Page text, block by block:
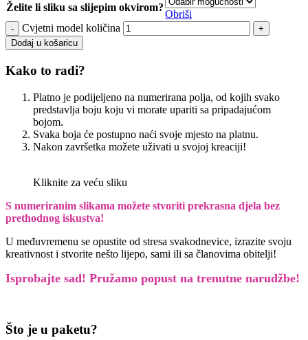
Želite li sliku sa slijepim okvirom?
Obriši
Cvjetni model količina
Dodaj u košaricu
Kako to radi?
Platno je podijeljeno na numerirana polja, od kojih svako
predstavlja boju koju vi morate upariti sa pripadajućom
bojom.
Svaka boja će postupno naći svoje mjesto na platnu.
Nakon završetka možete uživati u svojoj kreaciji!
Kliknite za veću sliku
S numeriranim slikama možete stvoriti prekrasna djela bez
prethodnog iskustva!
U međuvremenu se opustite od stresa svakodnevice, izrazite svoju
kreativnost i stvorite nešto lijepo, sami ili sa članovima obitelji!
Isprobajte sad! Pružamo popust na trenutne narudžbe!
Što je u paketu?